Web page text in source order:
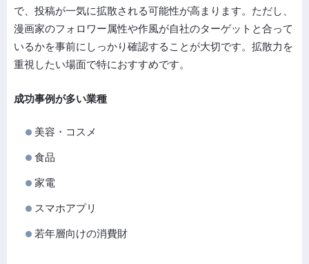
で、投稿が一気に拡散される可能性が高まります。ただし、
漫画家のフォロワー属性や作風が自社のターゲットと合って
いるかを事前にしっかり確認することが大切です。拡散力を
重視したい場面で特におすすめです。
成功事例が多い業種
美容・コスメ
食品
家電
スマホアプリ
若年層向けの消費財